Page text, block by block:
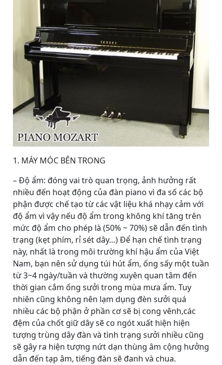
1. MÁY MÓC BÊN TRONG
– Độ ẩm: đóng vai trò quan trọng, ảnh hưởng rất
nhiều đến hoạt động của đàn piano vì đa số các bộ
phận được chế tạo từ các vật liệu khá nhạy cảm với
độ ẩm vì vậy nếu độ ẩm trong không khí tăng trên
mức độ ẩm cho phép là (50% ~ 70%) sẽ dẫn đến tình
trạng (kẹt phím, rỉ sét dây…) Để hạn chế tình trạng
này, nhất là trong môi trường khí hậu ẩm của Việt
Nam, bạn nên sử dụng túi hút ẩm, ống sấy một tuần
từ 3~4 ngày/tuần và thường xuyên quan tâm đến
thời gian cắm ống sưởi trong mùa mưa ẩm. Tuy
nhiên cũng không nên lạm dụng đèn sưởi quá
nhiều các bộ phận ở phần cơ sẽ bị cong vênh,các
đệm của chốt giữ dây sẽ co ngót xuất hiện hiện
tượng trùng dây đàn và tình trạng sưởi nhiều cũng
sẽ gây ra hiện tượng nứt dạn thùng âm cộng hưởng
dẫn đến tạp âm, tiếng đàn sẽ đanh và chua.